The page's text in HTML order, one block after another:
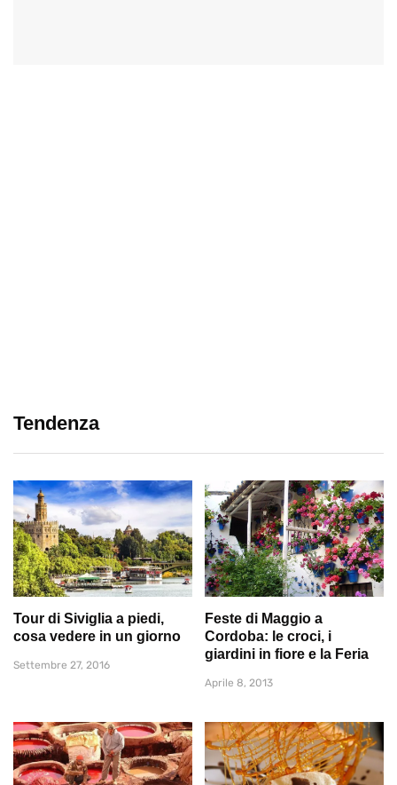
Tendenza
Tour di Siviglia a piedi,
cosa vedere in un giorno
Settembre 27, 2016
Feste di Maggio a
Cordoba: le croci, i
giardini in fiore e la Feria
Aprile 8, 2013